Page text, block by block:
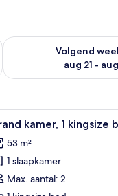
weekend aug 14 -
Volgend
aug 21 -
De beschikbaarheid
pillowtop-
9 kamer, 1 kingsize
53 m²
1 slaapkamer
Max. aantal: 2